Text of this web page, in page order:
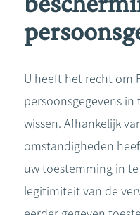
U heeft het recht om
persoonsgegevens
wissen. Afhankelijk
omstandigheden
uw toestemming in
legitimiteit van de